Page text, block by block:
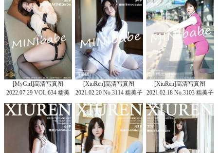
[MyGirl]高清写真图
2022.07.29 VOL.634 糯美
子MINIbabe
[XiuRen]高清写真图
2021.02.20 No.3114 糯美子
Mini
[XiuRen]高清写真图
2021.02.18 No.3103 糯美子
MINIbabe